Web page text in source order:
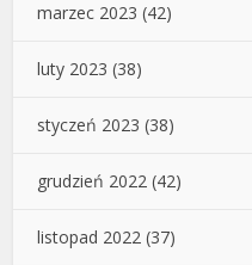
marzec 2023 (42)
luty 2023 (38)
styczeń 2023 (38)
grudzień 2022 (42)
listopad 2022 (37)